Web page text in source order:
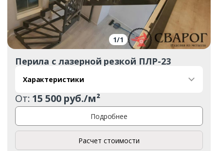
1/1
Перила с лазерной резкой ПЛР-23
Характеристики
От: 15 500 руб./м²
Подробнее
Расчет стоимости